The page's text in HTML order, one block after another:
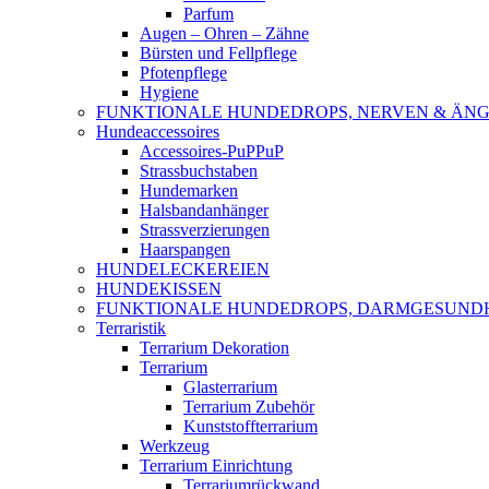
Parfum
Augen – Ohren – Zähne
Bürsten und Fellpflege
Pfotenpflege
Hygiene
FUNKTIONALE HUNDEDROPS, NERVEN &
Hundeaccessoires
Accessoires-PuPPuP
Strassbuchstaben
Hundemarken
Halsbandanhänger
Strassverzierungen
Haarspangen
HUNDELECKEREIEN
HUNDEKISSEN
FUNKTIONALE HUNDEDROPS,
Terraristik
Terrarium Dekoration
Terrarium
Glasterrarium
Terrarium Zubehör
Kunststoffterrarium
Werkzeug
Terrarium Einrichtung
Terrariumrückwand